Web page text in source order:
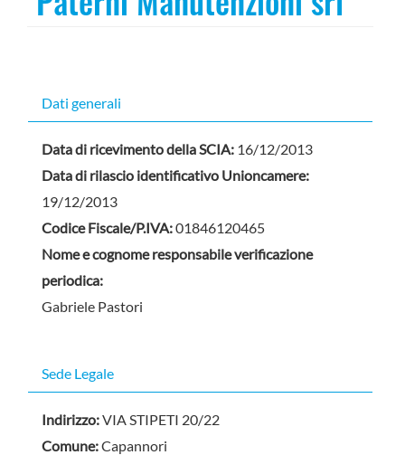
Dati generali
Data di ricevimento della SCIA: 16/12/2013
Data di rilascio identificativo Unioncamere:
19/12/2013
Codice Fiscale/P.IVA:01846120465
Nome e cognome responsabile verificazione
periodica:
Gabriele Pastori
Sede Legale
Indirizzo:VIA STIPETI 20/22
Comune:Capannori